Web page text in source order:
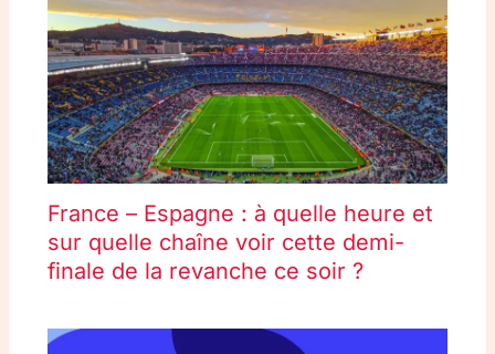
France – Espagne : à quelle heure et
sur quelle chaîne voir cette demi-
finale de la revanche ce soir ?